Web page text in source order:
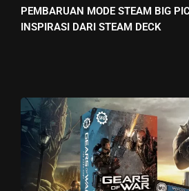
PEMBARUAN MODE STEAM BIG
INSPIRASI DARI STEAM DECK